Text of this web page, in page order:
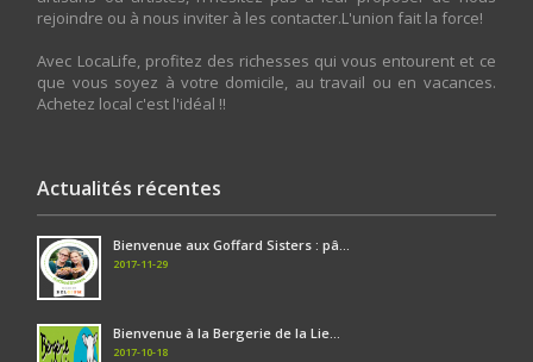
rejoindre ou à nous inviter à les contacter.L'union fait la force!
Avec LocaLife, profitez des richesses qui vous entourent et ce
que vous soyez à votre domicile, au travail ou en vacances.
Achetez local c'est l'idéal !!
Actualités récentes
Bienvenue aux Goffard Sisters : pâ...
2017-11-29
Bienvenue à la Bergerie de la Lie...
2017-10-18